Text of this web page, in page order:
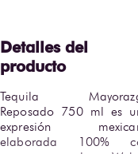
Tequila
Reposado 750 ml es
expresión
elaborada 100%